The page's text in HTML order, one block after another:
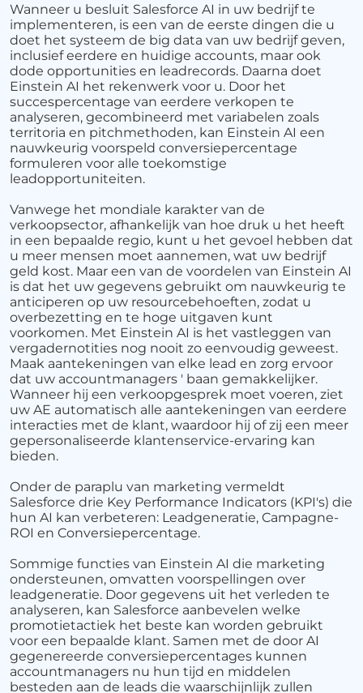
Wanneer u besluit Salesforce AI in uw bedrijf te
implementeren, is een van de eerste dingen die u
doet het systeem de big data van uw bedrijf geven,
inclusief eerdere en huidige accounts, maar ook
dode opportunities en leadrecords. Daarna doet
Einstein AI het rekenwerk voor u. Door het
succespercentage van eerdere verkopen te
analyseren, gecombineerd met variabelen zoals
territoria en pitchmethoden, kan Einstein AI een
nauwkeurig voorspeld conversiepercentage
formuleren voor alle toekomstige
leadopportuniteiten.
Vanwege het mondiale karakter van de
verkoopsector, afhankelijk van hoe druk u het heeft
in een bepaalde regio, kunt u het gevoel hebben dat
u meer mensen moet aannemen, wat uw bedrijf
geld kost. Maar een van de voordelen van Einstein AI
is dat het uw gegevens gebruikt om nauwkeurig te
anticiperen op uw resourcebehoeften, zodat u
overbezetting en te hoge uitgaven kunt
voorkomen. Met Einstein AI is het vastleggen van
vergadernotities nog nooit zo eenvoudig geweest.
Maak aantekeningen van elke lead en zorg ervoor
dat uw accountmanagers ' baan gemakkelijker.
Wanneer hij een verkoopgesprek moet voeren, ziet
uw AE automatisch alle aantekeningen van eerdere
interacties met de klant, waardoor hij of zij een meer
gepersonaliseerde klantenservice-ervaring kan
bieden.
Onder de paraplu van marketing vermeldt
Salesforce drie Key Performance Indicators (KPI's) die
hun AI kan verbeteren: Leadgeneratie, Campagne-
ROI en Conversiepercentage.
Sommige functies van Einstein AI die marketing
ondersteunen, omvatten voorspellingen over
leadgeneratie. Door gegevens uit het verleden te
analyseren, kan Salesforce aanbevelen welke
promotietactiek het beste kan worden gebruikt
voor een bepaalde klant. Samen met de door AI
gegenereerde conversiepercentages kunnen
accountmanagers nu hun tijd en middelen
besteden aan de leads die waarschijnlijk zullen